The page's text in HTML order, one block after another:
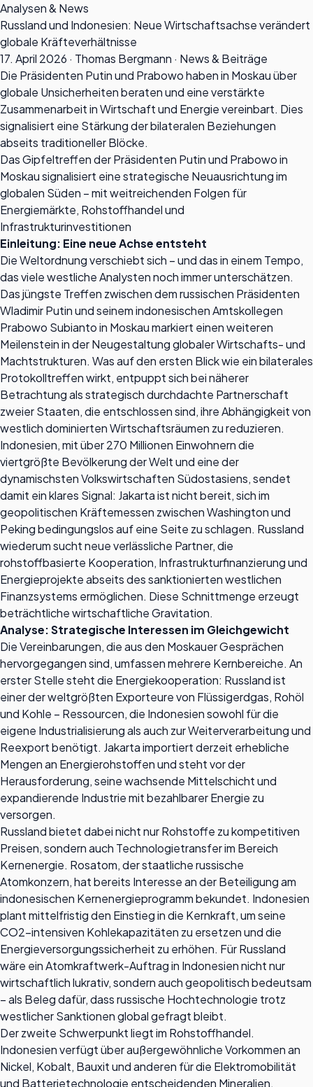
Analysen & News
Russland und Indonesien: Neue Wirtschaftsachse verändert
globale Kräfteverhältnisse
17. April 2026 · Thomas Bergmann · News & Beiträge
Die Präsidenten Putin und Prabowo haben in Moskau über
globale Unsicherheiten beraten und eine verstärkte
Zusammenarbeit in Wirtschaft und Energie vereinbart. Dies
signalisiert eine Stärkung der bilateralen Beziehungen
abseits traditioneller Blöcke.
Das Gipfeltreffen der Präsidenten Putin und Prabowo in
Moskau signalisiert eine strategische Neuausrichtung im
globalen Süden – mit weitreichenden Folgen für
Energiemärkte, Rohstoffhandel und
Infrastrukturinvestitionen
Einleitung: Eine neue Achse entsteht
Die Weltordnung verschiebt sich – und das in einem Tempo,
das viele westliche Analysten noch immer unterschätzen.
Das jüngste Treffen zwischen dem russischen Präsidenten
Wladimir Putin und seinem indonesischen Amtskollegen
Prabowo Subianto in Moskau markiert einen weiteren
Meilenstein in der Neugestaltung globaler Wirtschafts- und
Machtstrukturen. Was auf den ersten Blick wie ein bilaterales
Protokolltreffen wirkt, entpuppt sich bei näherer
Betrachtung als strategisch durchdachte Partnerschaft
zweier Staaten, die entschlossen sind, ihre Abhängigkeit von
westlich dominierten Wirtschaftsräumen zu reduzieren.
Indonesien, mit über 270 Millionen Einwohnern die
viertgrößte Bevölkerung der Welt und eine der
dynamischsten Volkswirtschaften Südostasiens, sendet
damit ein klares Signal: Jakarta ist nicht bereit, sich im
geopolitischen Kräftemessen zwischen Washington und
Peking bedingungslos auf eine Seite zu schlagen. Russland
wiederum sucht neue verlässliche Partner, die
rohstoffbasierte Kooperation, Infrastrukturfinanzierung und
Energieprojekte abseits des sanktionierten westlichen
Finanzsystems ermöglichen. Diese Schnittmenge erzeugt
beträchtliche wirtschaftliche Gravitation.
Analyse: Strategische Interessen im Gleichgewicht
Die Vereinbarungen, die aus den Moskauer Gesprächen
hervorgegangen sind, umfassen mehrere Kernbereiche. An
erster Stelle steht die Energiekooperation: Russland ist
einer der weltgrößten Exporteure von Flüssigerdgas, Rohöl
und Kohle – Ressourcen, die Indonesien sowohl für die
eigene Industrialisierung als auch zur Weiterverarbeitung und
Reexport benötigt. Jakarta importiert derzeit erhebliche
Mengen an Energierohstoffen und steht vor der
Herausforderung, seine wachsende Mittelschicht und
expandierende Industrie mit bezahlbarer Energie zu
versorgen.
Russland bietet dabei nicht nur Rohstoffe zu kompetitiven
Preisen, sondern auch Technologietransfer im Bereich
Kernenergie. Rosatom, der staatliche russische
Atomkonzern, hat bereits Interesse an der Beteiligung am
indonesischen Kernenergieprogramm bekundet. Indonesien
plant mittelfristig den Einstieg in die Kernkraft, um seine
CO2-intensiven Kohlekapazitäten zu ersetzen und die
Energieversorgungssicherheit zu erhöhen. Für Russland
wäre ein Atomkraftwerk-Auftrag in Indonesien nicht nur
wirtschaftlich lukrativ, sondern auch geopolitisch bedeutsam
– als Beleg dafür, dass russische Hochtechnologie trotz
westlicher Sanktionen global gefragt bleibt.
Der zweite Schwerpunkt liegt im Rohstoffhandel.
Indonesien verfügt über außergewöhnliche Vorkommen an
Nickel, Kobalt, Bauxit und anderen für die Elektromobilität
und Batterietechnologie entscheidenden Mineralien.